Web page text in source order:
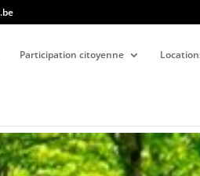
Participation citoyenne